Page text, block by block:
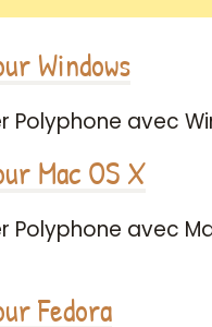
Windows
avec
Mac OS X
avec
Fedora